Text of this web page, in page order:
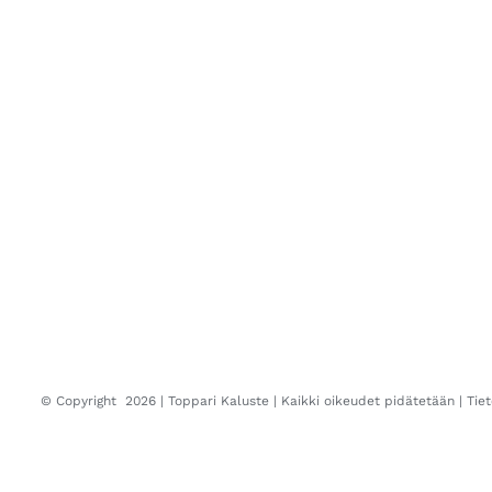
© Copyright 2026 | Toppari Kaluste | Kaikki oikeudet pidätetään |